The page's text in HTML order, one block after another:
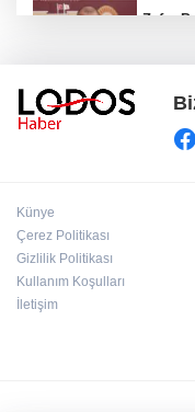
Zafer
Künye
Çerez Politikası
Gizlilik Politikası
Kullanım Koşulları
İletişim